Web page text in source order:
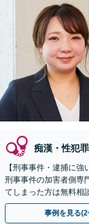
痴漢・性犯罪
【刑事事件・逮捕に強
刑事事件の加害者側専
てしまった方は無料相
対応】【弁護士待機中
事例を見る(2